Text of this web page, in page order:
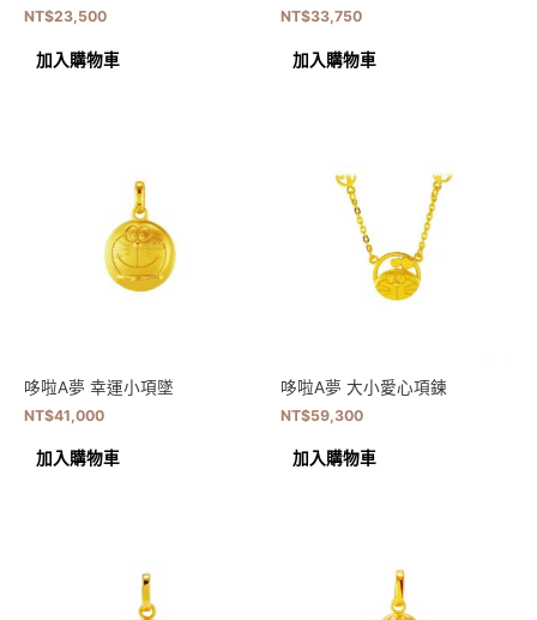
NT$23,500
加入購物車
NT$33,750
加入購物車
哆啦A夢 幸運小項墜
NT$41,000
加入購物車
哆啦A夢 大小愛心項鍊
NT$59,300
加入購物車